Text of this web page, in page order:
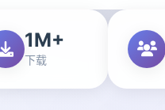
1M+
下载